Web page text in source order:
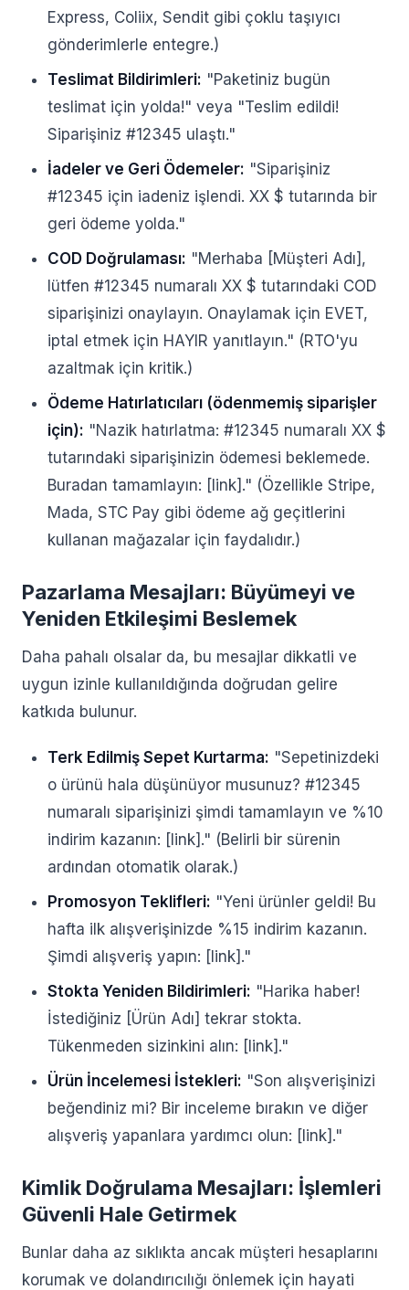
Express, Coliix, Sendit gibi çoklu taşıyıcı
gönderimlerle entegre.)
Teslimat Bildirimleri: "Paketiniz bugün
teslimat için yolda!" veya "Teslim edildi!
Siparişiniz #12345 ulaştı."
İadeler ve Geri Ödemeler: "Siparişiniz
#12345 için iadeniz işlendi. XX $ tutarında bir
geri ödeme yolda."
COD Doğrulaması: "Merhaba [Müşteri Adı],
lütfen #12345 numaralı XX $ tutarındaki COD
siparişinizi onaylayın. Onaylamak için EVET,
iptal etmek için HAYIR yanıtlayın." (RTO'yu
azaltmak için kritik.)
Ödeme Hatırlatıcıları (ödenmemiş siparişler
için): "Nazik hatırlatma: #12345 numaralı XX $
tutarındaki siparişinizin ödemesi beklemede.
Buradan tamamlayın: [link]." (Özellikle Stripe,
Mada, STC Pay gibi ödeme ağ geçitlerini
kullanan mağazalar için faydalıdır.)
Pazarlama Mesajları: Büyümeyi ve
Yeniden Etkileşimi Beslemek
Daha pahalı olsalar da, bu mesajlar dikkatli ve
uygun izinle kullanıldığında doğrudan gelire
katkıda bulunur.
Terk Edilmiş Sepet Kurtarma: "Sepetinizdeki
o ürünü hala düşünüyor musunuz? #12345
numaralı siparişinizi şimdi tamamlayın ve %10
indirim kazanın: [link]." (Belirli bir sürenin
ardından otomatik olarak.)
Promosyon Teklifleri: "Yeni ürünler geldi! Bu
hafta ilk alışverişinizde %15 indirim kazanın.
Şimdi alışveriş yapın: [link]."
Stokta Yeniden Bildirimleri: "Harika haber!
İstediğiniz [Ürün Adı] tekrar stokta.
Tükenmeden sizinkini alın: [link]."
Ürün İncelemesi İstekleri: "Son alışverişinizi
beğendiniz mi? Bir inceleme bırakın ve diğer
alışveriş yapanlara yardımcı olun: [link]."
Kimlik Doğrulama Mesajları: İşlemleri
Güvenli Hale Getirmek
Bunlar daha az sıklıkta ancak müşteri hesaplarını
korumak ve dolandırıcılığı önlemek için hayati